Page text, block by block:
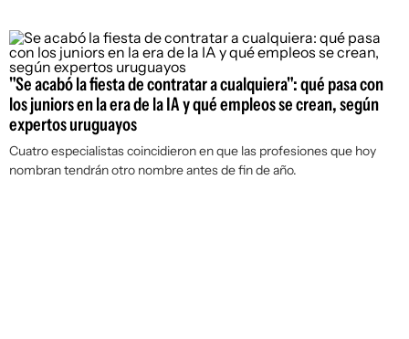
"Se acabó la fiesta de contratar a cualquiera": qué pasa con
los juniors en la era de la IA y qué empleos se crean, según
expertos uruguayos
Cuatro especialistas coincidieron en que las profesiones que hoy
nombran tendrán otro nombre antes de fin de año.